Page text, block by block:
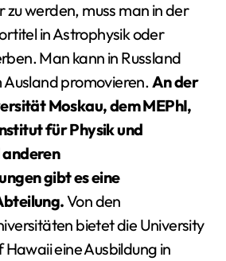
zu werden, muss man in der
in Astrophysik oder
Man kann in Russland
promovieren.An der
Moskau, dem MEPhI,
für Physik und
gibt es eine
Von den
bietet die University
eine Ausbildung in